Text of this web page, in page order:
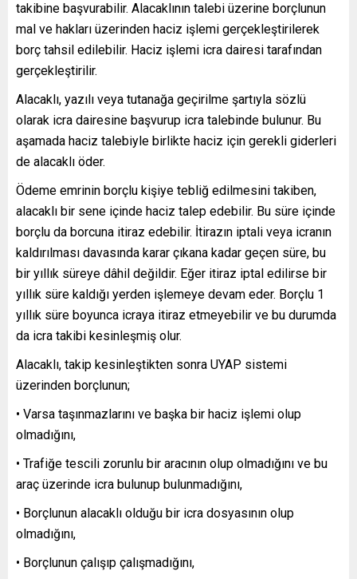
takibine başvurabilir. Alacaklının talebi üzerine borçlunun
mal ve hakları üzerinden haciz işlemi gerçekleştirilerek
borç tahsil edilebilir. Haciz işlemi icra dairesi tarafından
gerçekleştirilir.
Alacaklı, yazılı veya tutanağa geçirilme şartıyla sözlü
olarak icra dairesine başvurup icra talebinde bulunur. Bu
aşamada haciz talebiyle birlikte haciz için gerekli giderleri
de alacaklı öder.
Ödeme emrinin borçlu kişiye tebliğ edilmesini takiben,
alacaklı bir sene içinde haciz talep edebilir. Bu süre içinde
borçlu da borcuna itiraz edebilir. İtirazın iptali veya icranın
kaldırılması davasında karar çıkana kadar geçen süre, bu
bir yıllık süreye dâhil değildir. Eğer itiraz iptal edilirse bir
yıllık süre kaldığı yerden işlemeye devam eder. Borçlu 1
yıllık süre boyunca icraya itiraz etmeyebilir ve bu durumda
da icra takibi kesinleşmiş olur.
Alacaklı, takip kesinleştikten sonra UYAP sistemi
üzerinden borçlunun;
• Varsa taşınmazlarını ve başka bir haciz işlemi olup
olmadığını,
• Trafiğe tescili zorunlu bir aracının olup olmadığını ve bu
araç üzerinde icra bulunup bulunmadığını,
• Borçlunun alacaklı olduğu bir icra dosyasının olup
olmadığını,
• Borçlunun çalışıp çalışmadığını,